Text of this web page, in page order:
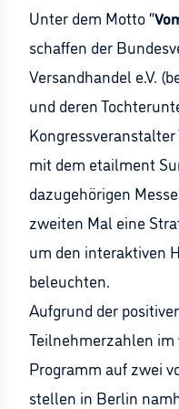
Unter dem Motto “
schaffen der
Versandhandel e.V.
und deren
Kongressveranstalter
mit dem etailment
dazugehörigen
zweiten Mal eine
um den interaktiven
beleuchten.
Aufgrund der
Teilnehmerzahlen im
Programm auf zwei
stellen in Berlin